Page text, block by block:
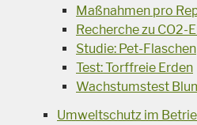
Maßnahmen pro
Recherche zu CO2-
Studie: Pet-Flaschen
Test: Torffreie Erden
Wachstumstest
Umweltschutz im